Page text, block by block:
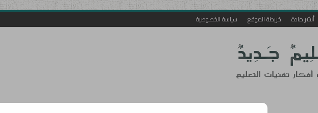
أنشر مادة خريطة الموقع سياسة الخصوصية